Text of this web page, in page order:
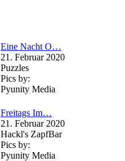
Eine Nacht O…
21. Februar 2020
Puzzles
Pics by:
Pyunity Media
Freitags Im…
21. Februar 2020
Hackl's ZapfBar
Pics by:
Pyunity Media